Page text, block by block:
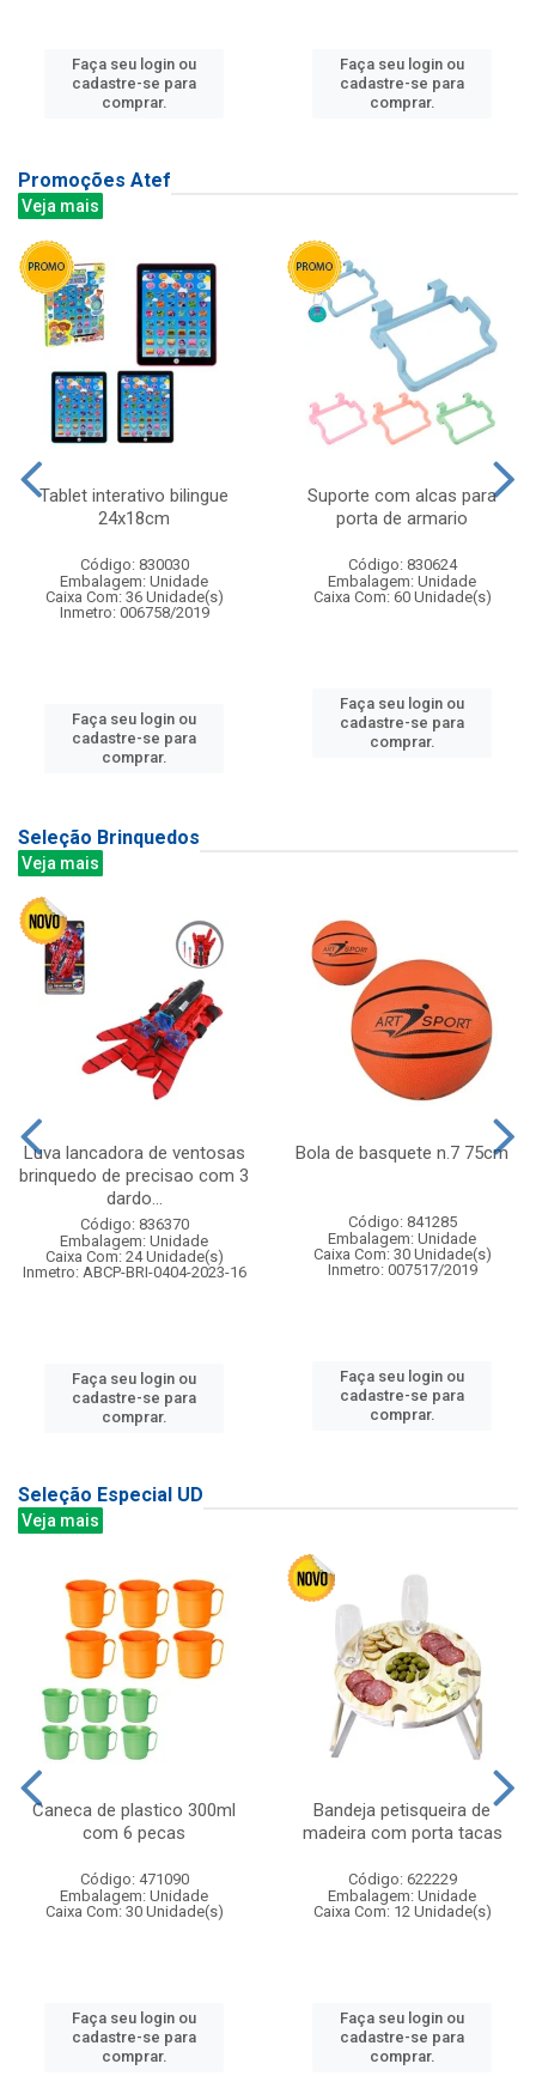
Faça seu login ou
cadastre-se para
comprar.
Faça seu login ou
cadastre-se para
comprar.
Promoções Atef
Veja mais
Tablet interativo bilingue
24x18cm
Código: 830030
Embalagem: Unidade
Caixa Com: 36 Unidade(s)
Inmetro: 006758/2019
Faça seu login ou
cadastre-se para
comprar.
Suporte com alcas para
porta de armario
Código: 830624
Embalagem: Unidade
Caixa Com: 60 Unidade(s)
Faça seu login ou
cadastre-se para
comprar.
Seleção Brinquedos
Veja mais
Luva lancadora de ventosas
brinquedo de precisao com 3
dardo...
Código: 836370
Embalagem: Unidade
Caixa Com: 24 Unidade(s)
Inmetro: ABCP-BRI-0404-2023-16
Faça seu login ou
cadastre-se para
comprar.
Bola de basquete n.7 75cm
Código: 841285
Embalagem: Unidade
Caixa Com: 30 Unidade(s)
Inmetro: 007517/2019
Faça seu login ou
cadastre-se para
comprar.
Seleção Especial UD
Veja mais
Caneca de plastico 300ml
com 6 pecas
Código: 471090
Embalagem: Unidade
Caixa Com: 30 Unidade(s)
Faça seu login ou
cadastre-se para
comprar.
Bandeja petisqueira de
madeira com porta tacas
Código: 622229
Embalagem: Unidade
Caixa Com: 12 Unidade(s)
Faça seu login ou
cadastre-se para
comprar.